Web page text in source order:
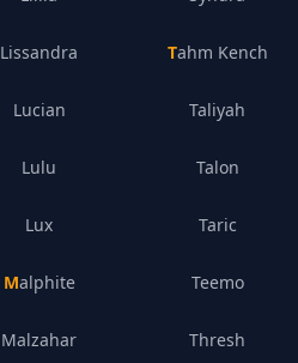
Lissandra
Lucian
Lulu
Lux
Malphite
Malzahar
Tahm Kench
Taliyah
Talon
Taric
Teemo
Thresh